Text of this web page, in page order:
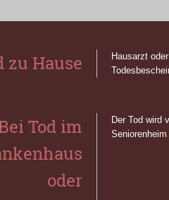
zu Hause
Hausarzt
Tod im
oder
Der Tod wird